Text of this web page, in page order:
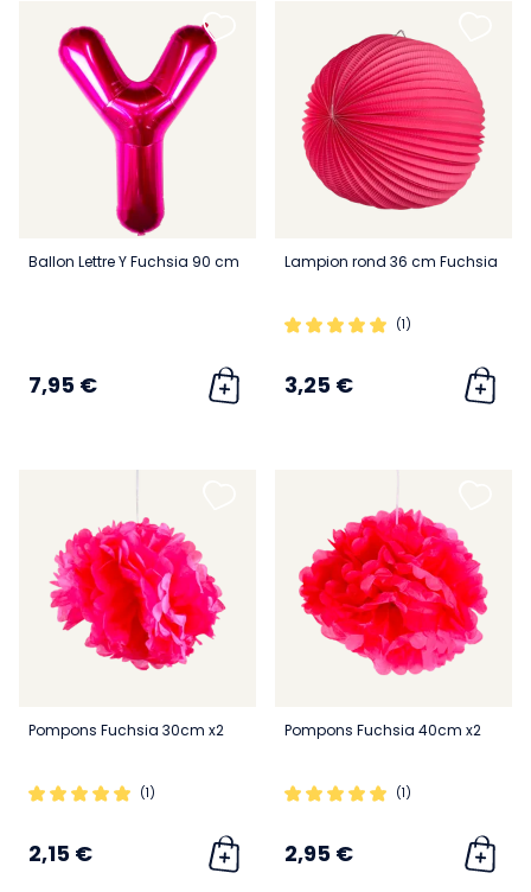
Ballon Lettre Y Fuchsia 90 cm
7,95 €
Lampion rond 36 cm Fuchsia
(1)
3,25 €
Pompons Fuchsia 30cm x2
(1)
2,15 €
Pompons Fuchsia 40cm x2
(1)
2,95 €